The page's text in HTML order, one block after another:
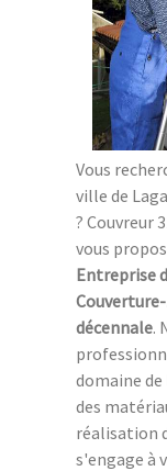
Vous
ville de
? Couvreur
vous
Entreprise
décennale.
domaine
des
réalisation
s'engage à